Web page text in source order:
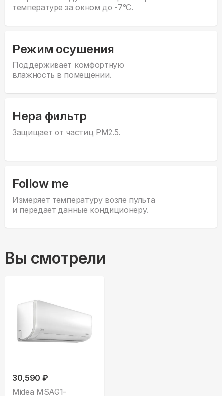
температуре за окном до -7°С.
Режим осушения
Поддерживает комфортную
влажность в помещении.
Hepa фильтр
Защищает от частиц PM2.5.
Follow me
Измеряет температуру возле пульта
и передает данные кондиционеру.
Вы смотрели
30,590 ₽
Midea MSAG1-